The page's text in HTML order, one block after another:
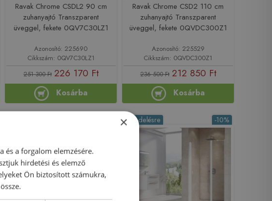
Ravak Chrome CSDL2 90 cm
zuhanyajtó Transzparent
üveggel, fekete 0QV7C30LZ1
Azonosító: 225690
Cikkszám: 0QV7C30LZ1
251 300 Ft 226 170 Ft
Kosárba
Ravak Chrome CSD2 110 cm
zuhanyajtó Transzparent
üveggel, fekete 0QVDC300Z1
Azonosító: 225529
Cikkszám: 0QVDC300Z1
236 500 Ft 212 850 Ft
Kosárba
-10%
Rendelésre
×
és a forgalom elemzésére.
hirdetési és elemző
Ön biztosított számukra,